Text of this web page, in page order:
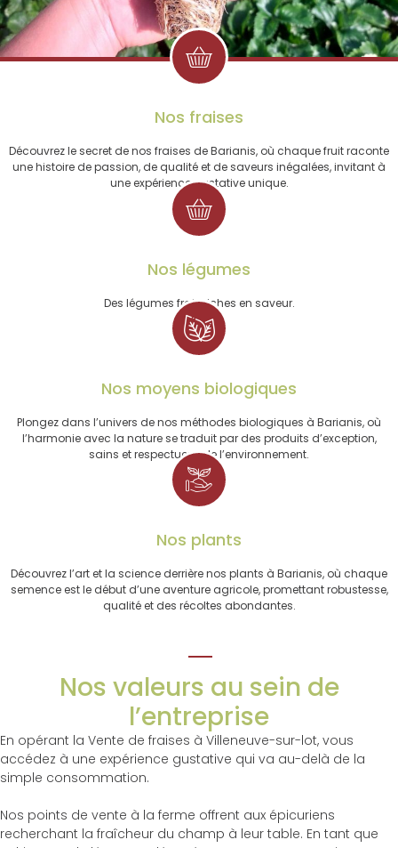
Nos fraises
Découvrez le secret de nos fraises de Barianis, où chaque fruit raconte
une histoire de passion, de qualité et de saveurs inégalées, invitant à
une expérience gustative unique.
Nos légumes
Des légumes frais riches en saveur.
Nos moyens biologiques
Plongez dans l’univers de nos méthodes biologiques à Barianis, où
l’harmonie avec la nature se traduit par des produits d’exception,
sains et respectueux de l’environnement.
Nos plants
Découvrez l’art et la science derrière nos plants à Barianis, où chaque
semence est le début d’une aventure agricole, promettant robustesse,
qualité et des récoltes abondantes.
Nos valeurs au sein de
l’entreprise
En opérant la Vente de fraises à Villeneuve-sur-lot, vous
accédez à une expérience gustative qui va au-delà de la
simple consommation.
Nos points de vente à la ferme offrent aux épicuriens
recherchant la fraîcheur du champ à leur table. En tant que